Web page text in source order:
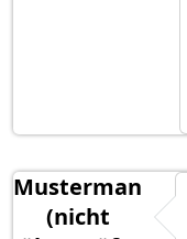
Musterman
(nicht